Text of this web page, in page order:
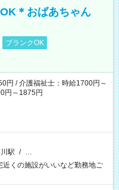
＊おばあちゃん
ブランクOK
円 / 介護福祉士：時給1700円～
円～1875円
駅 / …
くの施設がいいなど勤務地ご